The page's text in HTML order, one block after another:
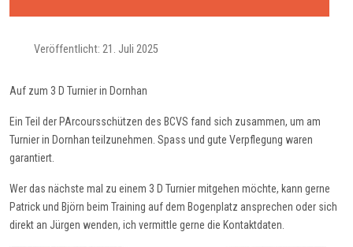
Veröffentlicht: 21. Juli 2025
Auf zum 3 D Turnier in Dornhan
Ein Teil der PArcoursschützen des BCVS fand sich zusammen, um am
Turnier in Dornhan teilzunehmen. Spass und gute Verpflegung waren
garantiert.
Wer das nächste mal zu einem 3 D Turnier mitgehen möchte, kann gerne
Patrick und Björn beim Training auf dem Bogenplatz ansprechen oder sich
direkt an Jürgen wenden, ich vermittle gerne die Kontaktdaten.